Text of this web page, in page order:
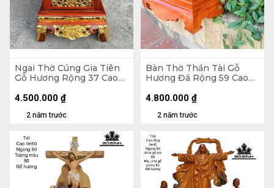
Ngai Thờ Cúng Gia Tiên
Gỗ Hương Rộng 37 Cao
2 năm trước
4.500.000 ₫
Bàn Thờ Thần Tài Gỗ
Hương Đá Rộng 59 Cao
2 năm trước
4.800.000 ₫